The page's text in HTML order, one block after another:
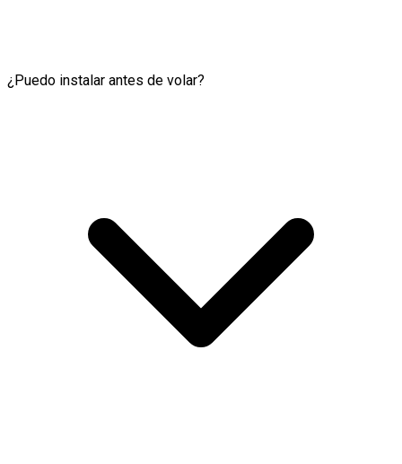
¿Puedo instalar antes de volar?